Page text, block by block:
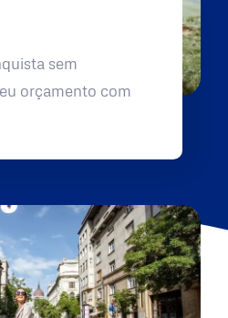
sem
orçamento com